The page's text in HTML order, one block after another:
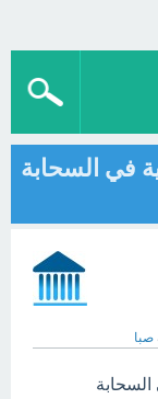
في السحابة
صبا
السحابة